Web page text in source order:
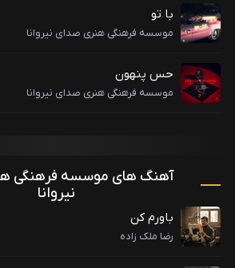
با تو
موسسه فرهنگی هنری صدای نیروانا
حس پنهون
موسسه فرهنگی هنری صدای نیروانا
آهنگ های موسسه فرهنگی
نیروانا
باورم کن
رضا ملک زاده